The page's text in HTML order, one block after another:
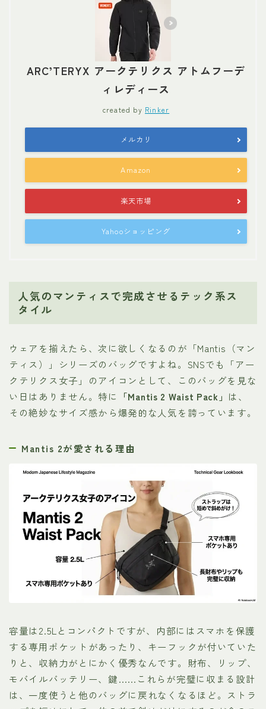
ARC’TERYX アークテリクス アトムフーデ
ィレディース
created by Rinker
メルカリ
Amazon
楽天市場
Yahooショッピング
人気のマンティスで完成させるテック系ス
タイル
ウェアを揃えたら、次に欲しくなるのが「Mantis（マン
ティス）」シリーズのバッグですよね。SNSでも「アー
クテリクス女子」のアイコンとして、このバッグを見な
い日はありません。特に
「Mantis 2 Waist Pack」 は、
その絶妙なサイズ感から爆発的な人気を誇っています。
Mantis 2が愛される理由
容量は2.5Lとコンパクトですが、内部にはスマホを保護
する専用ポケットがあったり、キーフックが付いていた
りと、収納力がとにかく優秀なんです。財布、リップ、
モバイルバッテリー、鍵……これらが完璧に収まる設計
は、一度使うと他のバッグに戻れなくなるほど。ストラ